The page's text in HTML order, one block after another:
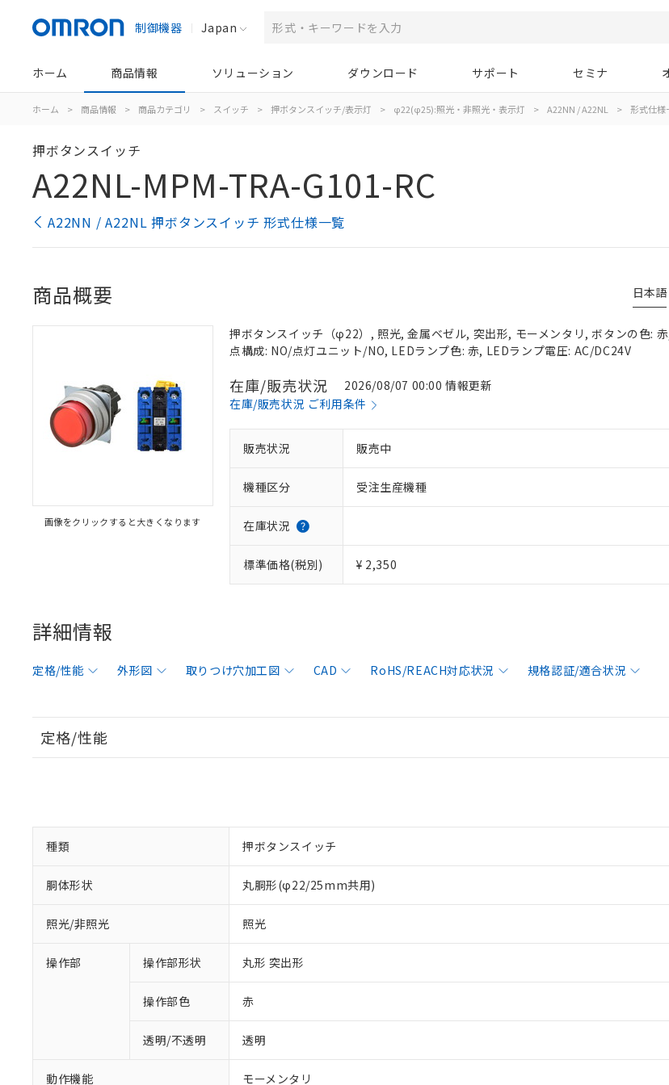
制御機器 Japan
ホーム 商品情報 ソリューション ダウンロード サポート セミナ
ホーム > 商品情報 > 商品カテゴリ > スイッチ > 押ボタンスイッチ/表示灯 > φ22(φ25):照光・非照光・表示灯 > A22NN / A22NL > 形式仕様
押ボタンスイッチ
A22NL-MPM-TRA-G101-RC
A22NN / A22NL 押ボタンスイッチ 形式仕様一覧
日本語
商品概要
画像をクリックすると大きくなります
押ボタンスイッチ（φ22）, 照光, 金属ベゼル, 突出形, モーメンタリ, ボタンの色:
点構成: NO/点灯ユニット/NO, LEDランプ色: 赤, LEDランプ電圧: AC/DC24V
在庫/販売状況
2026/08/07 00:00 情報更新
在庫/販売状況 ご利用条件
販売状況 販売中
機種区分 受注生産機種
在庫状況
標準価格(税別) ¥ 2,350
詳細情報
定格/性能 外形図 取りつけ穴加工図 CAD RoHS/REACH対応状況 規格認証/適合状況
定格/性能
種類 押ボタンスイッチ
胴体形状 丸胴形(φ22/25mm共用)
照光/非照光 照光
操作部 操作部形状 丸形 突出形
操作部色 赤
透明/不透明 透明
動作機能 モーメンタリ